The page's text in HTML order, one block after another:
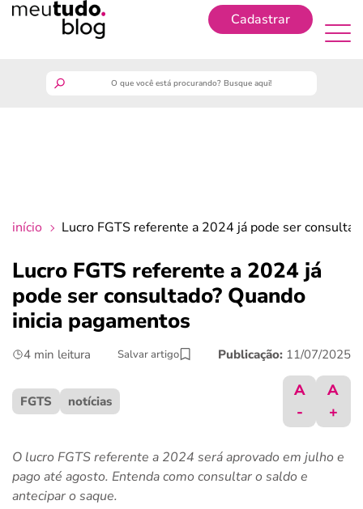
Cadastrar
crédito fácil
últimas notícias
início Lucro FGTS referente a 2024 já pode ser
Lucro FGTS referente a 2024 já
pode ser consultado? Quando
inicia pagamentos
4 min leitura Salvar artigo Publicação: 11/07/2025
FGTS notícias
A
-
A
+
O lucro FGTS referente a 2024 será aprovado em julho e
pago até agosto. Entenda como consultar o saldo e
antecipar o saque.